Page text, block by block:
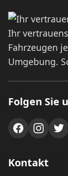
Ihr
Fahrzeugen
Umgebung.
Folgen Sie
Kontakt